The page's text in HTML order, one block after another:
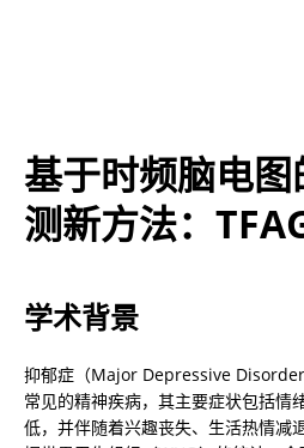
基于时频脑电
测新方法：
学术背景
抑郁症（Major Depressive
常见的精神疾病，其主要症状包括情
低，并伴随着兴趣丧失、生活热情减